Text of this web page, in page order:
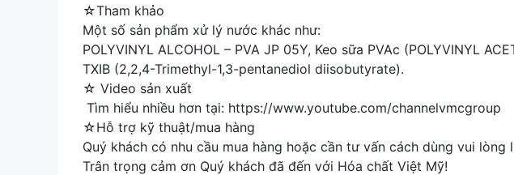
☆Tham khảo
Một số sản phẩm xử lý nước khác như:
POLYVINYL ALCOHOL – PVA JP 05Y, Keo sữa PVAc (POLYVINYL
TXIB (2,2,4-Trimethyl-1,3-pentanediol diisobutyrate).
☆ Video sản xuất
Tìm hiểu nhiều hơn tại: https://www.youtube.com/channelvmcgroup
☆Hỗ trợ kỹ thuật/mua hàng
Quý khách có nhu cầu mua hàng hoặc cần tư vấn cách dùng vui
Trân trọng cảm ơn Quý khách đã đến với Hóa chất Việt Mỹ!